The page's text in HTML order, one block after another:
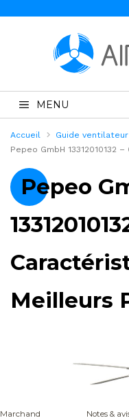
MENU
Accueil
Guide ventilateur
Pepeo GmbH 13312010132
Pepeo
Meilleurs
Marchand Notes &